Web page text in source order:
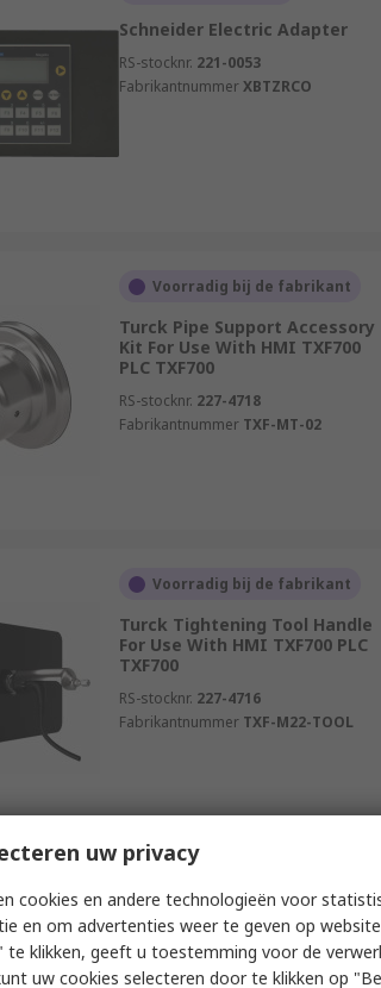
Schneider Electric Adapter
RS-stocknr. 221-0053
FabrikantnummerXBTZRCO
Voorradig bij de fabrikant
Turck Pipe Support Accessory
Kit For Use With HMI TXF700
PLC TXF700
RS-stocknr. 227-4718
Fabrikantnummer TXF-MT-02
Voorradig bij de fabrikant
Turck Tightening Tool Handle
For Use With HMI TXF700 PLC
TXF700
RS-stocknr. 227-4716
Fabrikantnummer TXF-M22-TOOL
Schneider Electric Protective
Cover Protective Cover For Use
With HMI Altivar Process
ATV900, Altivar Process
uw privacy
cookies en andere technologieën voor
en om advertenties weer te geven op
te klikken, geeft u toestemming voor de
uw cookies selecteren door te klikken op